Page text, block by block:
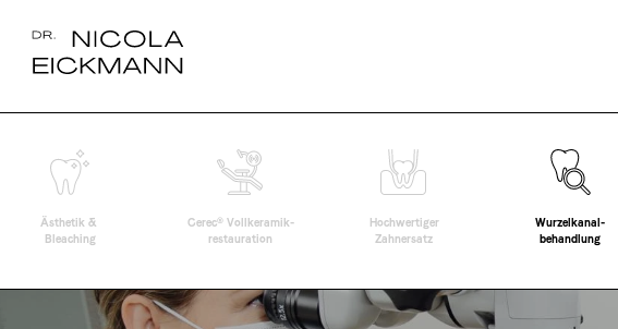
Ästhetik &
Bleaching
Cerec® Vollkeramik-
restauration
Hochwertiger
Zahnersatz
Wurzelkanal-
behandlung